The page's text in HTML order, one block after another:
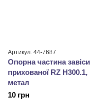
Артикул: 44-7687
Опорна частина завіси
прихованої RZ H300.1,
метал
10 грн